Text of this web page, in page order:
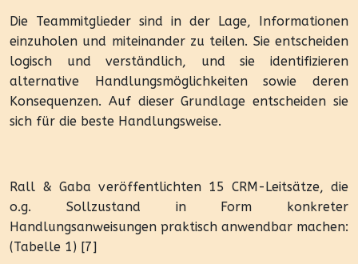
Die Teammitglieder sind in der Lage, Informationen
einzuholen und miteinander zu teilen. Sie entscheiden
logisch und verständlich, und sie identifizieren
alternative Handlungsmöglichkeiten sowie deren
Konsequenzen. Auf dieser Grundlage entscheiden sie
sich für die beste Handlungsweise.
Rall & Gaba veröffentlichten 15 CRM-Leitsätze, die
o.g. Sollzustand in Form konkreter
Handlungsanweisungen praktisch anwendbar machen:
(Tabelle 1) [7]